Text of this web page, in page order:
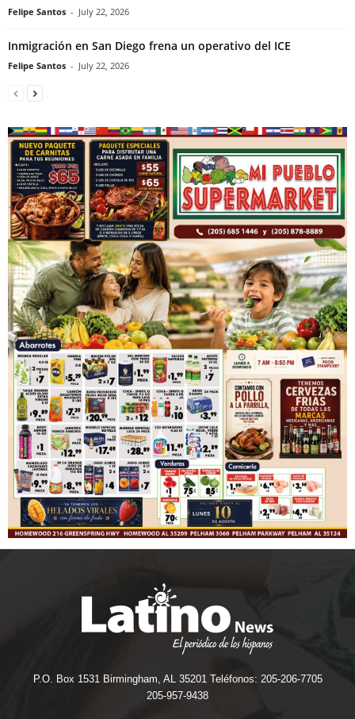
Felipe Santos - July 22, 2026
Inmigración en San Diego frena un operativo del ICE
Felipe Santos - July 22, 2026
P.O. Box 1531 Birmingham, AL 35201 Teléfonos: 205-206-7705
205-957-9438